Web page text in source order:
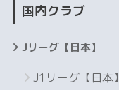
国内クラブ
Jリーグ【日本】
J1リーグ【日本】